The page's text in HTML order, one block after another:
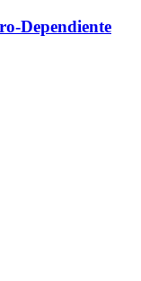
Dependiente